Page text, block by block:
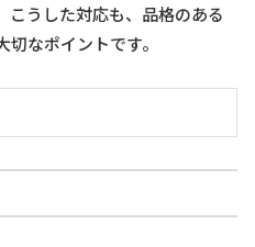
こうした対応も、品格のある
なポイントです。